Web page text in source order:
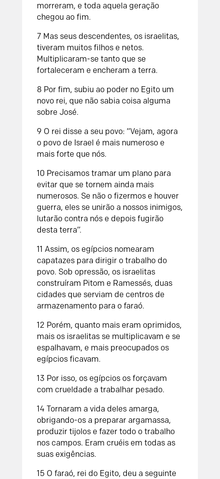
morreram, e toda aquela geração
chegou ao fim.
7 Mas seus descendentes, os israelitas,
tiveram muitos filhos e netos.
Multiplicaram-se tanto que se
fortaleceram e encheram a terra.
8 Por fim, subiu ao poder no Egito um
novo rei, que não sabia coisa alguma
sobre José.
9 O rei disse a seu povo: “Vejam, agora
o povo de Israel é mais numeroso e
mais forte que nós.
10 Precisamos tramar um plano para
evitar que se tornem ainda mais
numerosos. Se não o fizermos e houver
guerra, eles se unirão a nossos inimigos,
lutarão contra nós e depois fugirão
desta terra”.
11 Assim, os egípcios nomearam
capatazes para dirigir o trabalho do
povo. Sob opressão, os israelitas
construíram Pitom e Ramessés, duas
cidades que serviam de centros de
armazenamento para o faraó.
12 Porém, quanto mais eram oprimidos,
mais os israelitas se multiplicavam e se
espalhavam, e mais preocupados os
egípcios ficavam.
13 Por isso, os egípcios os forçavam
com crueldade a trabalhar pesado.
14 Tornaram a vida deles amarga,
obrigando-os a preparar argamassa,
produzir tijolos e fazer todo o trabalho
nos campos. Eram cruéis em todas as
suas exigências.
15 O faraó, rei do Egito, deu a seguinte